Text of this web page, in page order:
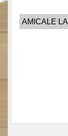
AMICALE